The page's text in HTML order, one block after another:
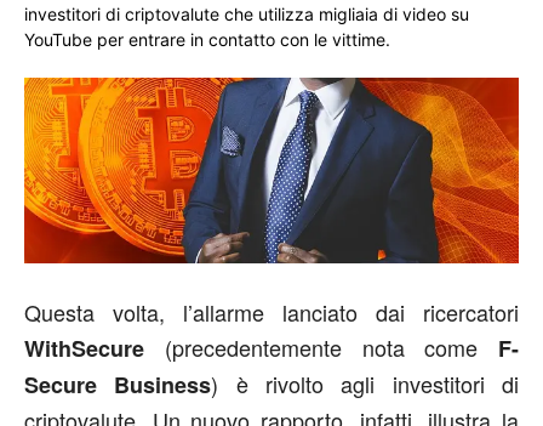
investitori di criptovalute che utilizza migliaia di video su
YouTube per entrare in contatto con le vittime.
Questa volta, l’allarme lanciato dai ricercatori
WithSecure (precedentemente nota come F-
Secure Business) è rivolto agli investitori di